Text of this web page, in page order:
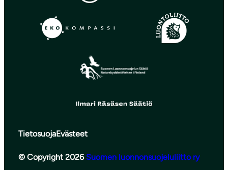
TietosuojaEvästeet
© Copyright 2026 Suomen luonnonsuojeluliitto ry